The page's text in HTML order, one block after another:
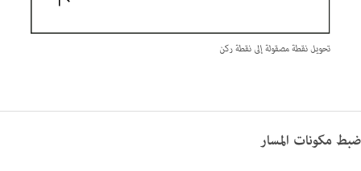
تحويل نقطة مصقولة إلى نقطة ركن
ضبط مكونات المسار